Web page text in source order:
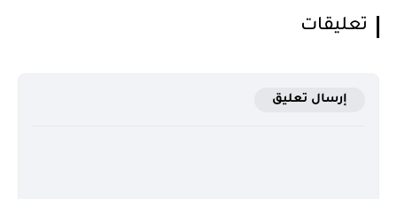
تعليقات
إرسال تعليق